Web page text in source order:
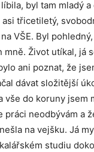
byl tam mladý
třicetiletý,
VŠE. Byl
Život utíkal, já
ani poznat, že
dávat složitější
vše do koruny jsem
práci neodbývám a
na vejšku. Já
studiu